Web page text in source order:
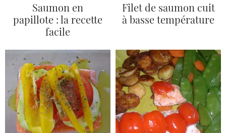
Saumon en
papillote : la recette
facile
Filet de saumon cuit
à basse température